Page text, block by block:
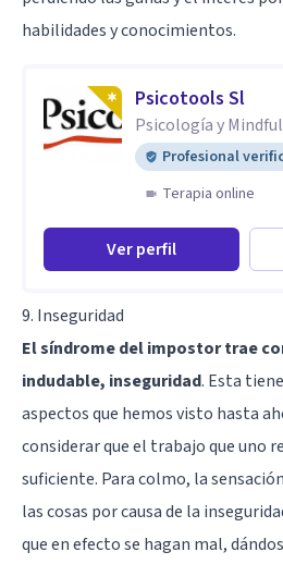
habilidades y conocimientos.
Psicotools Sl
Psicología y
Profesional
Terapia online
Ver perfil
9. Inseguridad
El síndrome del impostor trae
indudable, inseguridad. Esta
aspectos que hemos visto hasta
considerar que el trabajo que uno
suficiente. Para colmo, la
las cosas por causa de la
que en efecto se hagan mal,